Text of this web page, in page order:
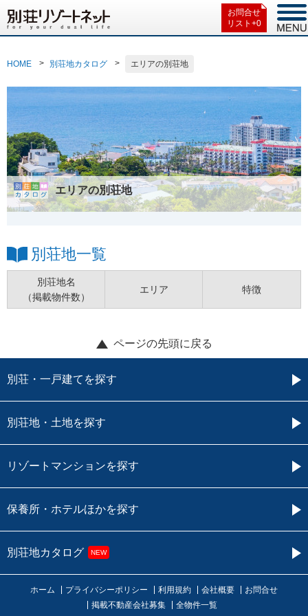
お問合せ
リスト+0
HOME 別荘地カタログ エリアの別荘地
エリアの別荘地
別荘地一覧
別荘地名
（掲載物件数）
エリア 特徴
ページの先頭に戻る
別荘・一戸建てを探す
別荘地・土地を探す
リゾートマンションを探す
保養所・ホテルほかを探す
別荘地カタログ NEW
ホーム プライバシーポリシー 利用規約 会社概要
お問合せ
掲載不動産会社募集
全物件一覧